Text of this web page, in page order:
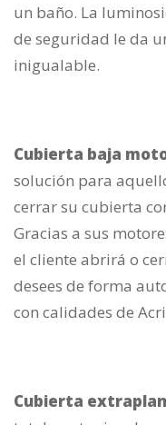
un baño. La
de seguridad le da
inigualable.
Cubierta baja
solución para
cerrar su cubierta
Gracias a sus
el cliente abrirá o
desees de forma
con calidades de
Cubierta